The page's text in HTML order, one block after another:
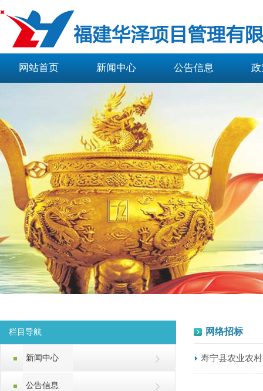
网站首页 新闻中心 公告信息
栏目导航
新闻中心
公告信息
网络招标
寿宁县农业农